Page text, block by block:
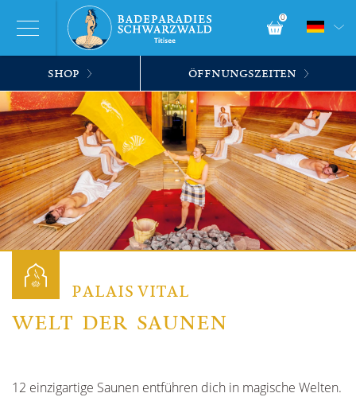
SHOP ÖFFNUNGSZEITEN
0
PALAIS VITAL
WELT DER SAUNEN
12 einzigartige Saunen entführen dich in magische Welten.